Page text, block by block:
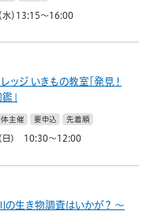
水）13:15～16:00
ッジ いきもの教室「発見！
」
主催 要申込 先着順
(日) 10:30～12:00
の生き物調査はいかが？ 〜